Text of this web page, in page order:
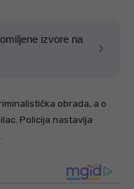
izvore na
obrada, a o
Policija nastavlja